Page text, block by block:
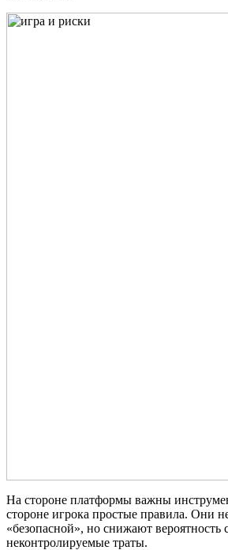
На стороне платформы важны
стороне игрока простые правила. Они
«безопасной», но снижают вероятность
неконтролируемые траты.